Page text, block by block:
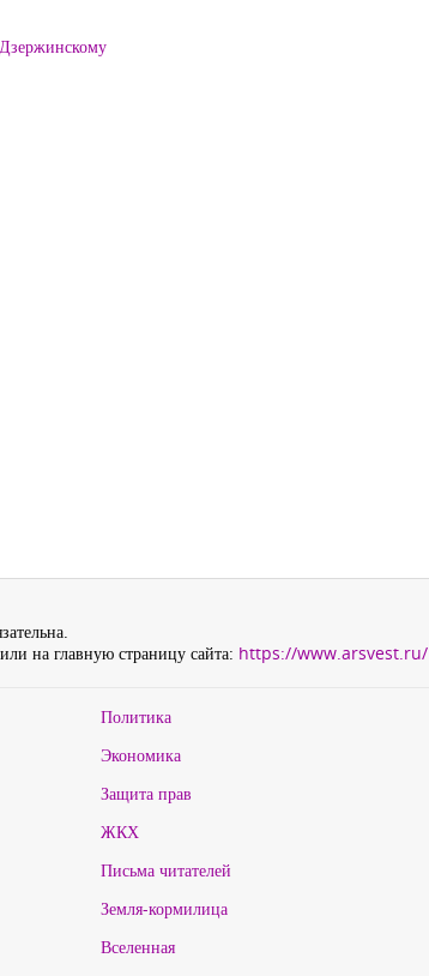
на главную страницу сайта: https://www.arsvest.ru/
Политика
Экономика
Защита прав
ЖКХ
Письма читателей
Земля-кормилица
Вселенная